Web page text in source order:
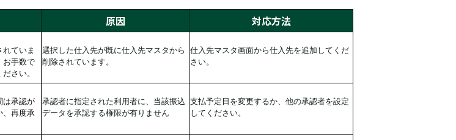
原因 対応方法
ていま
お手数で
さい。
選択した仕入先が既に仕入先マスタから
削除されています。
仕入先マスタ画面から仕入先を追加してくだ
さい。
は承認が
、再度承
承認者に指定された利用者に、当該振込
データを承認する権限が有りません
支払予定日を変更するか、他の承認者を設定
してください。